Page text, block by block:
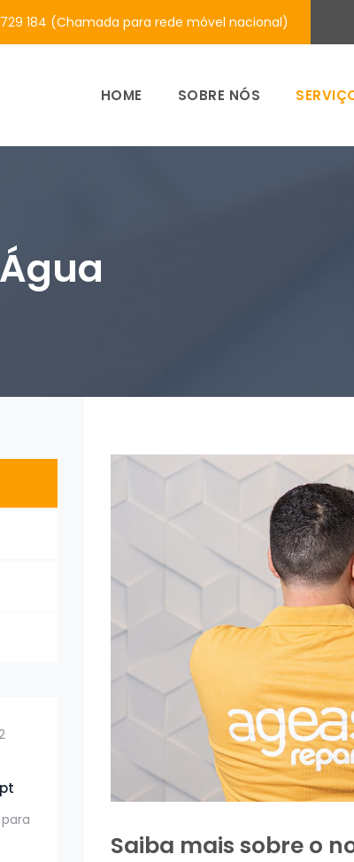
729 184 (Chamada para rede móvel nacional)
HOME SOBRE NÓS
Saiba mais sobre o